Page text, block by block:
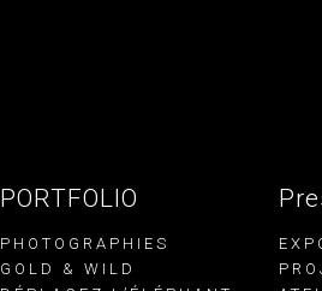
PORTFOLIO
PHOTOGRAPHIES
GOLD & WILD